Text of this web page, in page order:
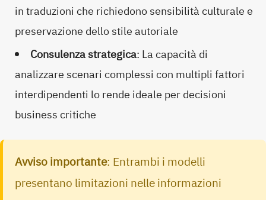
in traduzioni che richiedono sensibilità culturale e
preservazione dello stile autoriale
Consulenza strategica: La capacità di
analizzare scenari complessi con multipli fattori
interdipendenti lo rende ideale per decisioni
business critiche
Avviso importante: Entrambi i modelli
presentano limitazioni nelle informazioni